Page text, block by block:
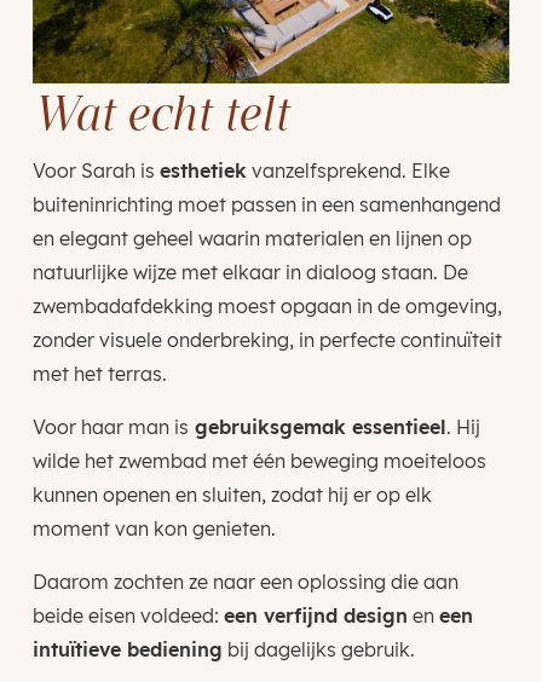
Wat echt telt
Voor Sarah is esthetiekvanzelfsprekend. Elke
buiteninrichting moet passen in een samenhangend
en elegant geheel waarin materialen en lijnen op
natuurlijke wijze met elkaar in dialoog staan. De
zwembadafdekking moest opgaan in de omgeving,
zonder visuele onderbreking, in perfecte continuïteit
met het terras.
Voor haar man is gebruiksgemak essentieel. Hij
wilde het zwembad met één beweging moeiteloos
kunnen openen en sluiten, zodat hij er op elk
moment van kon genieten.
Daarom zochten ze naar een oplossing die aan
beide eisen voldeed: een verfijnd design en een
intuïtieve bediening bij dagelijks gebruik.